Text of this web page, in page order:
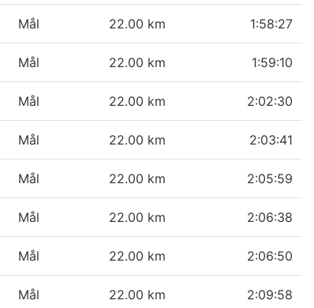
Mål 22.00 km 1:58:27
Mål 22.00 km 1:59:10
Mål 22.00 km 2:02:30
Mål 22.00 km 2:03:41
Mål 22.00 km 2:05:59
Mål 22.00 km 2:06:38
Mål 22.00 km 2:06:50
Mål 22.00 km 2:09:58